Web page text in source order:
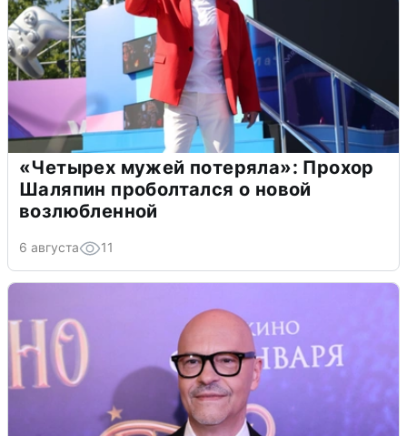
«Четырех мужей потеряла»: Прохор
Шаляпин проболтался о новой
возлюбленной
6 августа 11